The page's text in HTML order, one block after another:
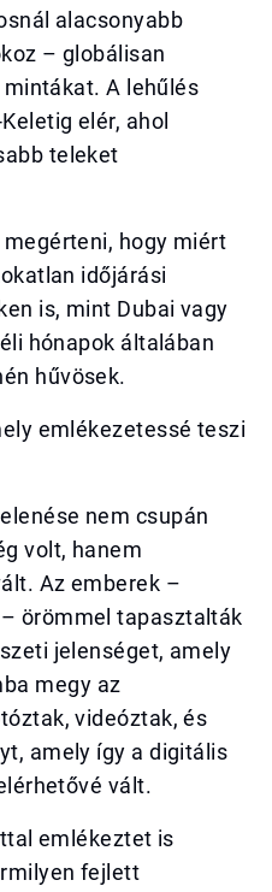
alacsonyabb
– globálisan
A lehűlés
elér, ahol
teleket
hogy miért
időjárási
is, mint Dubai vagy
hónapok általában
hűvösek.
emlékezetessé teszi
nem csupán
volt, hanem
Az emberek –
örömmel tapasztalták
jelenséget, amely
megy az
videóztak, és
amely így a digitális
vált.
emlékeztet is
fejlett